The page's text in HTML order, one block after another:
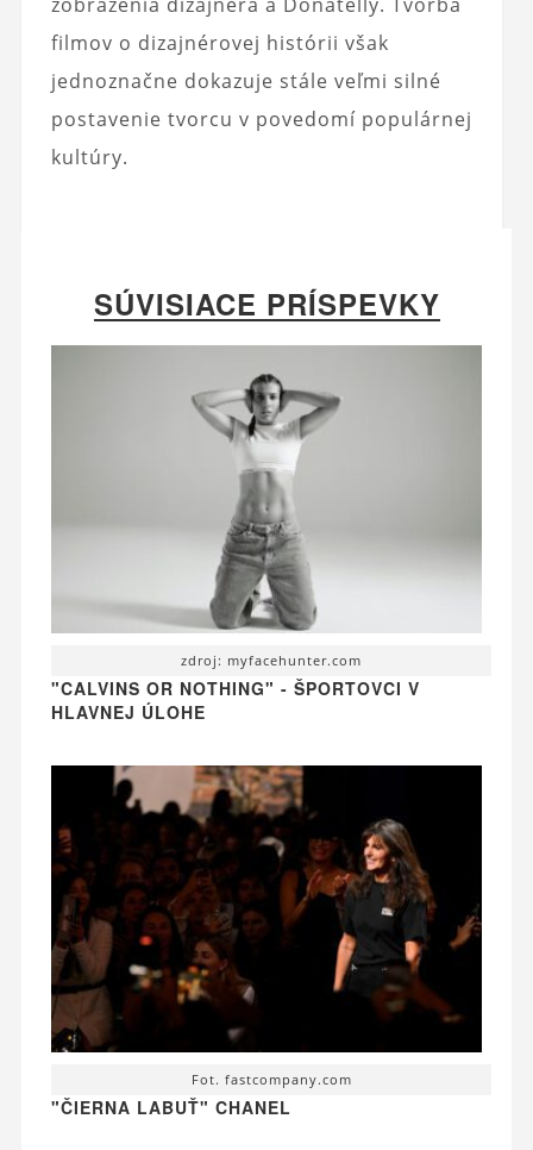
filmov o dizajnérovej histórii však
jednoznačne dokazuje stále veľmi silné
postavenie tvorcu v povedomí populárnej
kultúry.
SÚVISIACE PRÍSPEVKY
zdroj: myfacehunter.com
"CALVINS OR NOTHING" - ŠPORTOVCI V
HLAVNEJ ÚLOHE
Fot. fastcompany.com
"ČIERNA LABUŤ" CHANEL